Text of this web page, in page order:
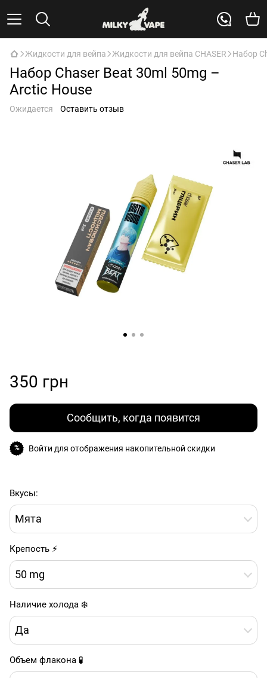
Жидкости для вейпа Жидкости для вейпа CHASER Набор
Набор Chaser Beat 30ml 50mg –
Arctic House
Ожидается Оставить отзыв
350 грн
Сообщить, когда появится
% Войти для отображения накопительной скидки
Вкусы:
Мята
Крепость ⚡
50 mg
Наличие холода ❄️
Да
Объем флакона 🧪